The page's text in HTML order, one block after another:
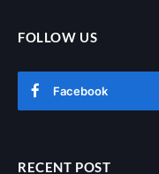
FOLLOW US
Facebook
RECENT POST